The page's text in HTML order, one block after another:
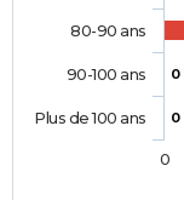
0
0
80-90 ans
90-100 ans
Plus de 100 ans
0